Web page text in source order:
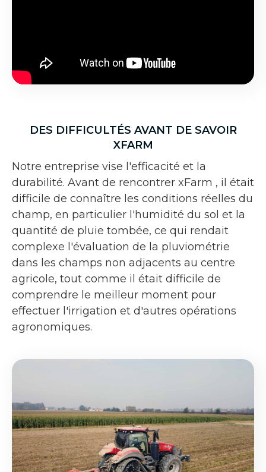
DES DIFFICULTÉS AVANT DE SAVOIR
XFARM
Notre entreprise vise l'efficacité et la
durabilité. Avant de rencontrer xFarm , il était
difficile de connaître les conditions réelles du
champ, en particulier l'humidité du sol et la
quantité de pluie tombée, ce qui rendait
complexe l'évaluation de la pluviométrie
dans les champs non adjacents au centre
agricole, tout comme il était difficile de
comprendre le meilleur moment pour
effectuer l'irrigation et d'autres opérations
agronomiques.